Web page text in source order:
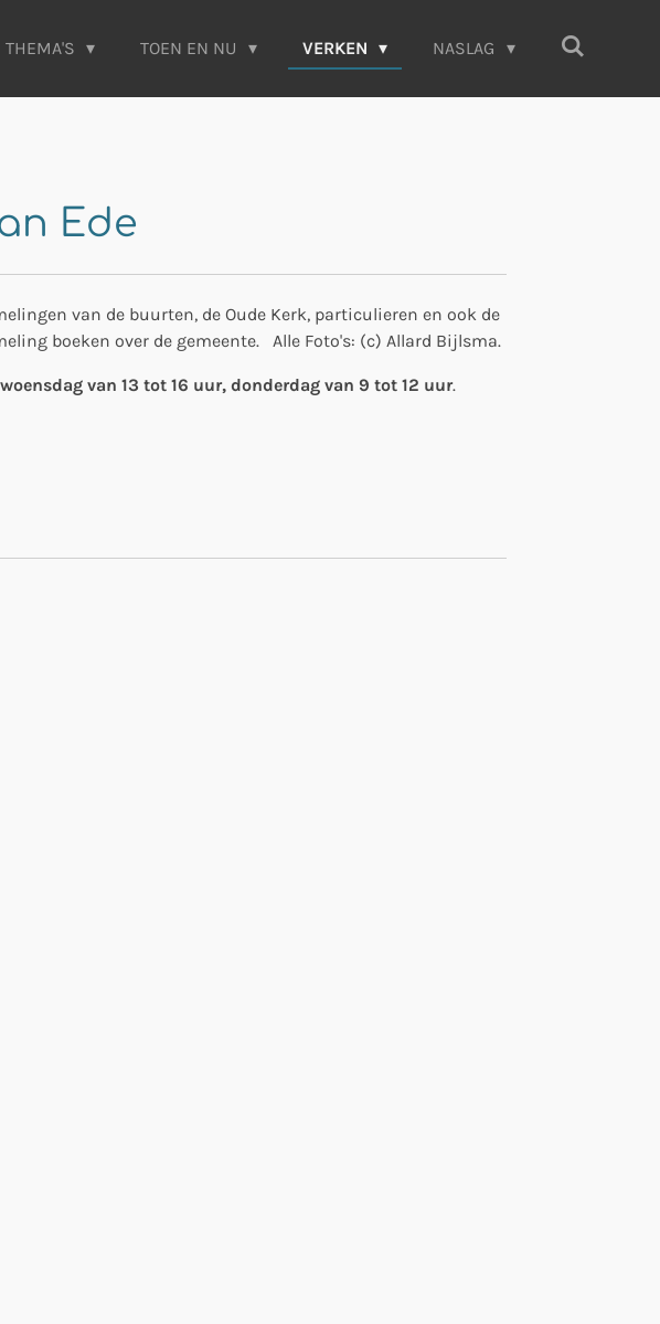
THEMA'S TOEN EN NU VERKEN NASLAG
Ede
van de buurten, de Oude Kerk, particulieren en ook de
boeken over de gemeente. Alle Foto's: (c) Allard Bijlsma.
woensdag van 13 tot 16 uur, donderdag van 9 tot 12 uur.